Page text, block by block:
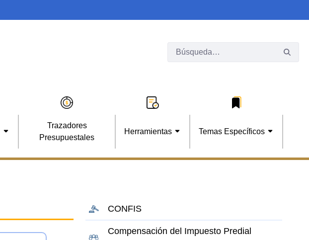
Trazadores
Presupuestales
Herramientas Temas Específicos
CONFIS
Compensación del Impuesto Predial